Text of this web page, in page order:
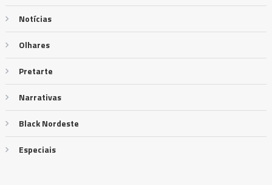
Notícias
Olhares
Pretarte
Narrativas
Black Nordeste
Especiais